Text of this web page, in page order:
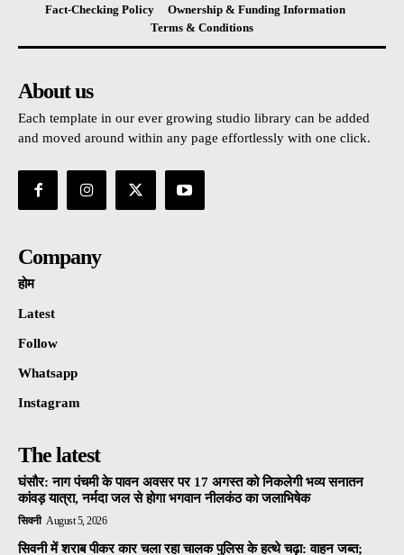
Fact-Checking Policy
Ownership & Funding Information
Terms & Conditions
About us
Each template in our ever growing studio library can be added
and moved around within any page effortlessly with one click.
Company
होम
Latest
Follow
Whatsapp
Instagram
The latest
घंसौर: नाग पंचमी के पावन अवसर पर 17 अगस्त को निकलेगी भव्य सनातन
कांवड़ यात्रा, नर्मदा जल से होगा भगवान नीलकंठ का जलाभिषेक
सिवनी August 5, 2026
सिवनी में शराब पीकर कार चला रहा चालक पुलिस के हत्थे चढ़ा: वाहन जब्त;